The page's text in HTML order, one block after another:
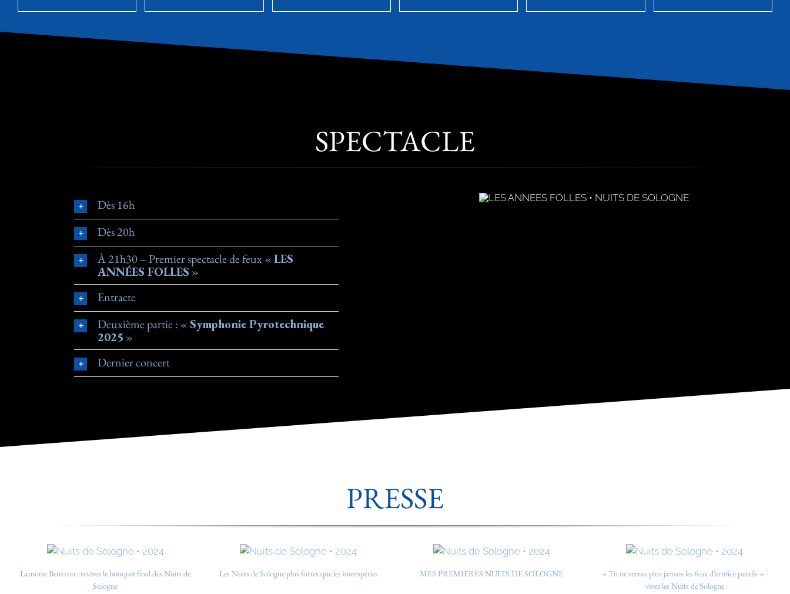
SPECTACLE
Dès 16h
Dès 20h
À 21h30 – Premier spectacle de feux «LES
ANNÉES FOLLES »
Entracte
Deuxième partie : «Symphonie Pyrotechnique
2025 »
Dernier concert
PRESSE
Lamotte-Beuvron : revivez le bouquet final des Nuits de
Sologne
Les Nuits de Sologne plus fortes que les intempéries MES PREMIÈRES NUITS DE SOLOGNE
« Tu ne verras plus jamais les feux d’artifice pareils » :
vivez les Nuits de Sologne